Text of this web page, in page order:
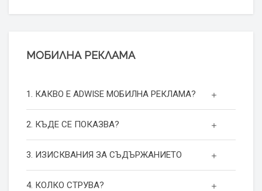
МОБИЛНА РЕКЛАМА
1. КАКВО Е ADWISE МОБИЛНА РЕКЛАМА?
2. КЪДЕ СЕ ПОКАЗВА?
3. ИЗИСКВАНИЯ ЗА СЪДЪРЖАНИЕТО
4. КОЛКО СТРУВА?